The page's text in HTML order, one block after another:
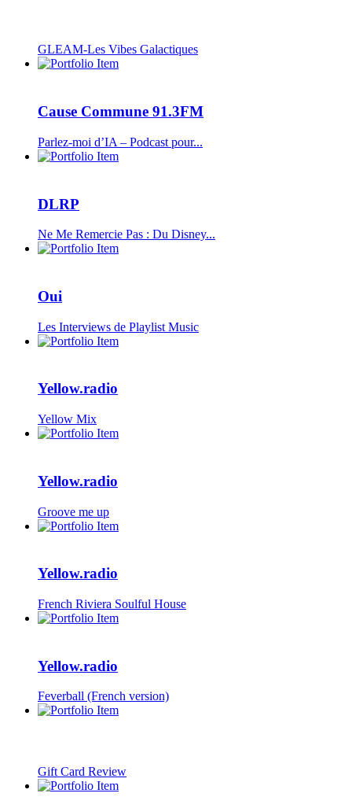
GLEAM-Les Vibes Galactiques
Cause Commune 91.3FM
Parlez-moi d’IA – Podcast pour...
DLRP
Ne Me Remercie Pas : Du Disney...
Oui
Les Interviews de Playlist Music
Yellow.radio
Yellow Mix
Yellow.radio
Groove me up
Yellow.radio
French Riviera Soulful House
Yellow.radio
Feverball (French version)
Gift Card Review